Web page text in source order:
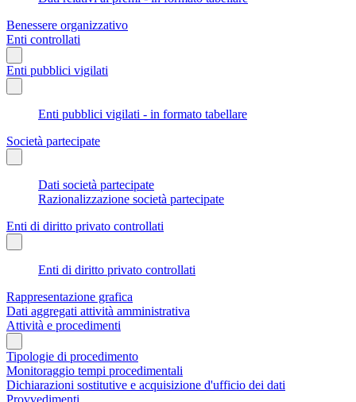
Benessere organizzativo
Enti controllati
Enti pubblici vigilati
Enti pubblici vigilati - in formato tabellare
Società partecipate
Dati società partecipate
Razionalizzazione società partecipate
Enti di diritto privato controllati
Enti di diritto privato controllati
Rappresentazione grafica
Dati aggregati attività amministrativa
Attività e procedimenti
Tipologie di procedimento
Monitoraggio tempi procedimentali
Dichiarazioni sostitutive e acquisizione d'ufficio dei dati
Provvedimenti